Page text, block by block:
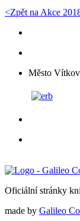
<Zpět na Akce
Město Vítkov
Oficiální stránky
made by Galileo